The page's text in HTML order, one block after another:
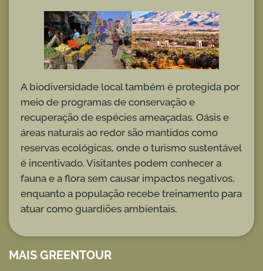
MAIS GREENTOUR
A biodiversidade local também é protegida por
meio de programas de conservação e
recuperação de espécies ameaçadas. Oásis e
áreas naturais ao redor são mantidos como
reservas ecológicas, onde o turismo sustentável
é incentivado. Visitantes podem conhecer a
fauna e a flora sem causar impactos negativos,
enquanto a população recebe treinamento para
atuar como guardiões ambientais.